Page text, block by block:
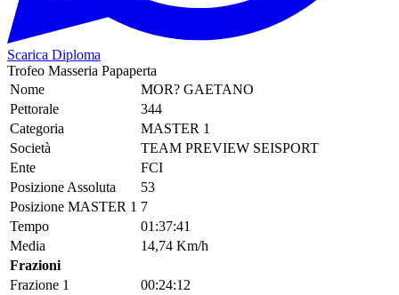
Scarica Diploma
Trofeo Masseria Papaperta
Nome
MOR? GAETANO
Pettorale
344
Categoria
MASTER 1
Società
TEAM PREVIEW SEISPORT
Ente
FCI
Posizione Assoluta
53
Posizione MASTER 1 7
Tempo
01:37:41
Media
14,74 Km/h
Frazioni
Frazione 1
00:24:12